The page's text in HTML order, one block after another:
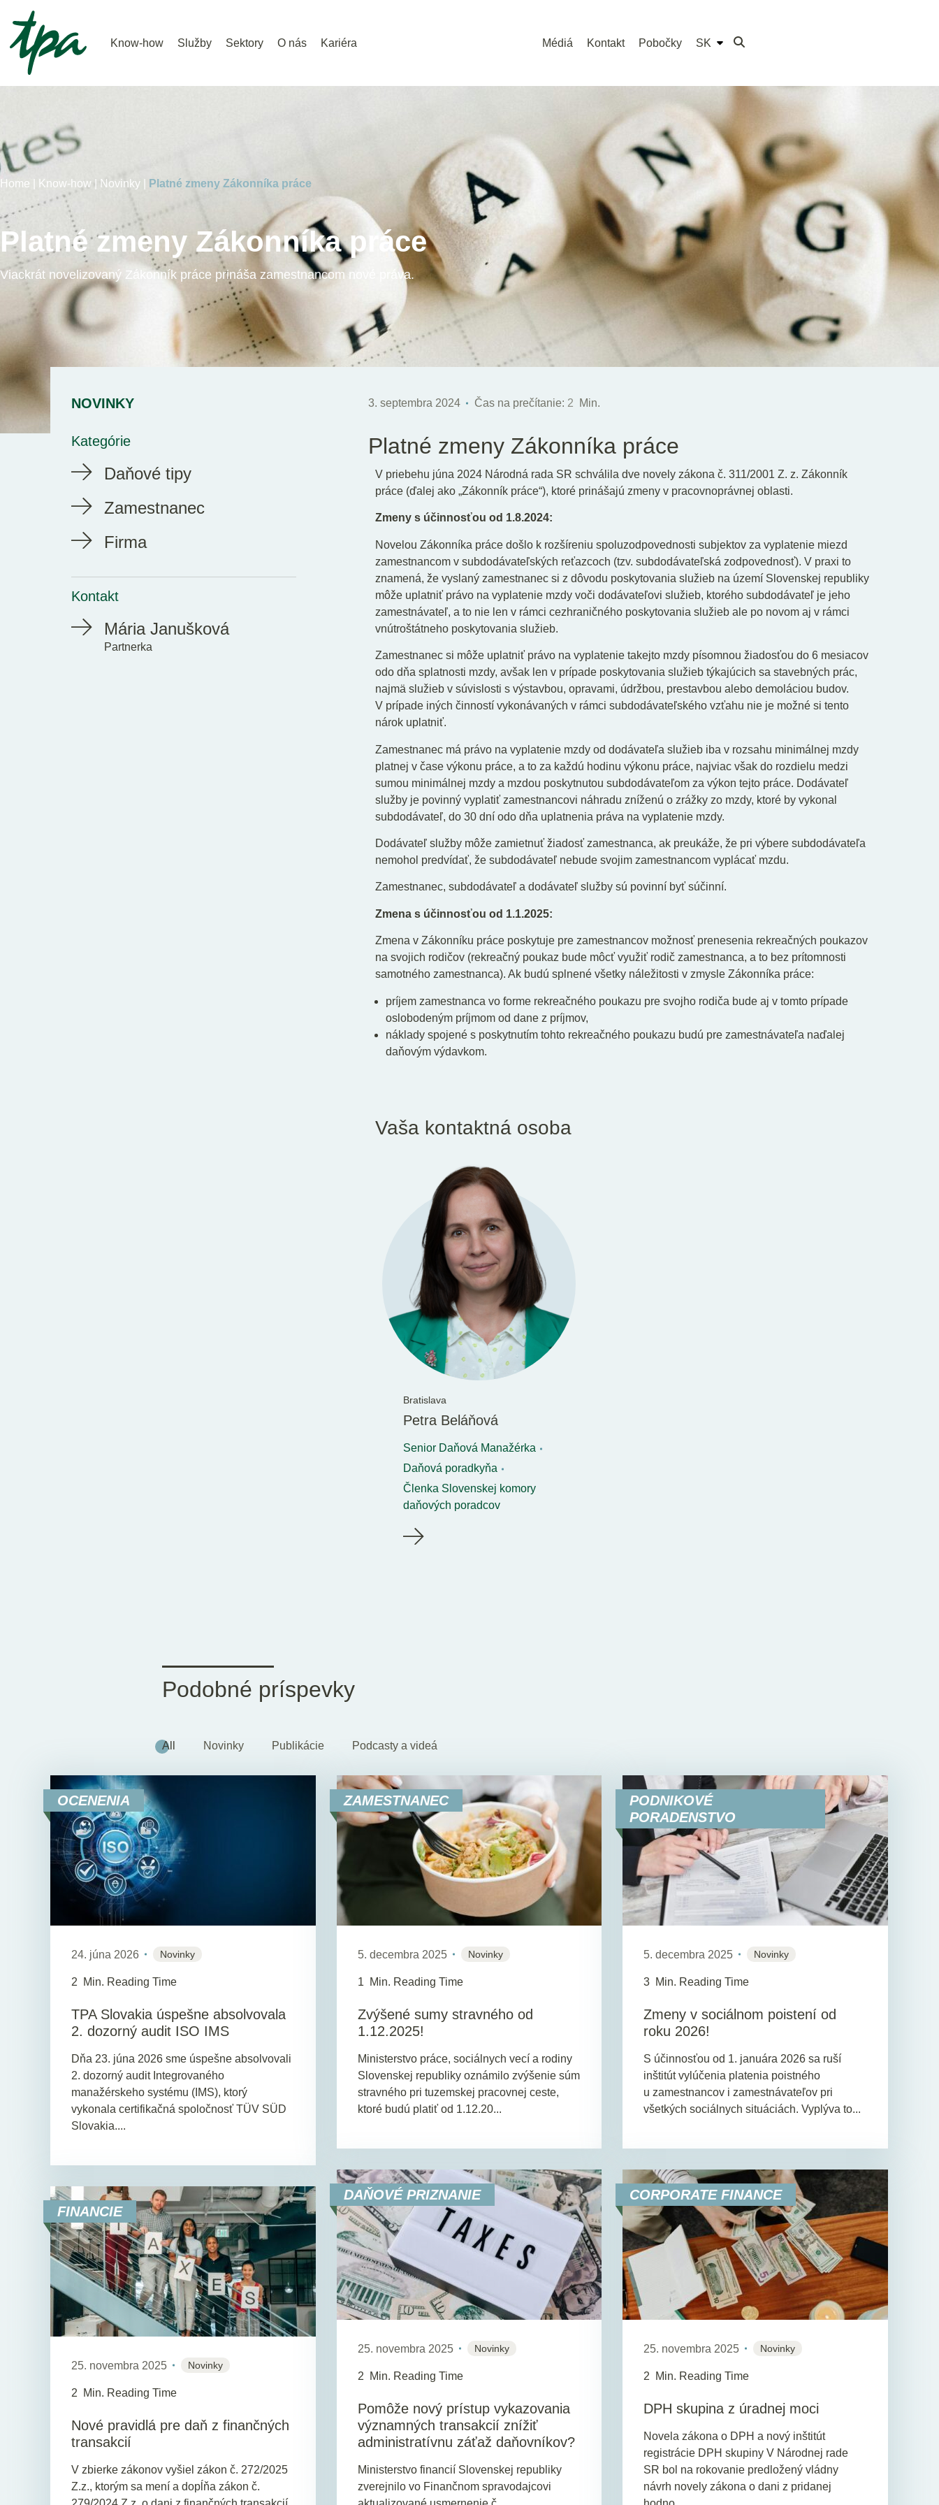
Know-how Služby Sektory O nás Kariéra Kontakt
Médiá Pobočky SK
Home | Know-how | Novinky | Platné zmeny Zákonníka práce
Platné zmeny Zákonníka práce
Viackrát novelizovaný Zákonník práce prináša zamestnancom nové práva.
NOVINKY
Kategórie
Daňové tipy
Zamestnanec
Firma
Kontakt
Mária Janušková
Partnerka
3. septembra 2024 Čas na prečítanie: 2 Min.
Platné zmeny Zákonníka práce
V priebehu júna 2024 Národná rada SR schválila dve novely zákona č. 311/2001 Z. z. Zákonník
práce (ďalej ako „Zákonník práce“), ktoré prinášajú zmeny v pracovnoprávnej oblasti.
Zmeny s účinnosťou od 1.8.2024:
Novelou Zákonníka práce došlo k rozšíreniu spoluzodpovednosti subjektov za vyplatenie miezd
zamestnancom v subdodávateľských reťazcoch (tzv. subdodávateľská zodpovednosť). V praxi to
znamená, že vyslaný zamestnanec si z dôvodu poskytovania služieb na území Slovenskej republiky
môže uplatniť právo na vyplatenie mzdy voči dodávateľovi služieb, ktorého subdodávateľ je jeho
zamestnávateľ, a to nie len v rámci cezhraničného poskytovania služieb ale po novom aj v rámci
vnútroštátneho poskytovania služieb.
Zamestnanec si môže uplatniť právo na vyplatenie takejto mzdy písomnou žiadosťou do 6 mesiacov
odo dňa splatnosti mzdy, avšak len v prípade poskytovania služieb týkajúcich sa stavebných prác,
najmä služieb v súvislosti s výstavbou, opravami, údržbou, prestavbou alebo demoláciou budov.
V prípade iných činností vykonávaných v rámci subdodávateľského vzťahu nie je možné si tento
nárok uplatniť.
Zamestnanec má právo na vyplatenie mzdy od dodávateľa služieb iba v rozsahu minimálnej mzdy
platnej v čase výkonu práce, a to za každú hodinu výkonu práce, najviac však do rozdielu medzi
sumou minimálnej mzdy a mzdou poskytnutou subdodávateľom za výkon tejto práce. Dodávateľ
služby je povinný vyplatiť zamestnancovi náhradu zníženú o zrážky zo mzdy, ktoré by vykonal
subdodávateľ, do 30 dní odo dňa uplatnenia práva na vyplatenie mzdy.
Dodávateľ služby môže zamietnuť žiadosť zamestnanca, ak preukáže, že pri výbere subdodávateľa
nemohol predvídať, že subdodávateľ nebude svojim zamestnancom vyplácať mzdu.
Zamestnanec, subdodávateľ a dodávateľ služby sú povinní byť súčinní.
Zmena s účinnosťou od 1.1.2025:
Zmena v Zákonníku práce poskytuje pre zamestnancov možnosť prenesenia rekreačných poukazov
na svojich rodičov (rekreačný poukaz bude môcť využiť rodič zamestnanca, a to bez prítomnosti
samotného zamestnanca). Ak budú splnené všetky náležitosti v zmysle Zákonníka práce:
príjem zamestnanca vo forme rekreačného poukazu pre svojho rodiča bude aj v tomto prípade
oslobodeným príjmom od dane z príjmov,
náklady spojené s poskytnutím tohto rekreačného poukazu budú pre zamestnávateľa naďalej
daňovým výdavkom.
Vaša kontaktná osoba
Bratislava
Petra Beláňová
Senior Daňová Manažérka
Daňová poradkyňa
Členka Slovenskej komory
daňových poradcov
Podobné príspevky
All Novinky Publikácie Podcasty a videá
OCENENIA
24. júna 2026 Novinky
2 Min. Reading Time
TPA Slovakia úspešne absolvovala
2. dozorný audit ISO IMS
Dňa 23. júna 2026 sme úspešne absolvovali
2. dozorný audit Integrovaného
manažérskeho systému (IMS), ktorý
vykonala certifikačná spoločnosť TÜV SÜD
Slovakia....
ZAMESTNANEC
5. decembra 2025 Novinky
1 Min. Reading Time
Zvýšené sumy stravného od
1.12.2025!
Ministerstvo práce, sociálnych vecí a rodiny
Slovenskej republiky oznámilo zvýšenie súm
stravného pri tuzemskej pracovnej ceste,
ktoré budú platiť od 1.12.20...
PODNIKOVÉ
PORADENSTVO
5. decembra 2025 Novinky
3 Min. Reading Time
Zmeny v sociálnom poistení od
roku 2026!
S účinnosťou od 1. januára 2026 sa ruší
inštitút vylúčenia platenia poistného
u zamestnancov i zamestnávateľov pri
všetkých sociálnych situáciách. Vyplýva to...
FINANCIE
25. novembra 2025 Novinky
2 Min. Reading Time
Nové pravidlá pre daň z finančných
transakcií
V zbierke zákonov vyšiel zákon č. 272/2025
Z.z., ktorým sa mení a dopĺňa zákon č.
DAŇOVÉ PRIZNANIE
25. novembra 2025 Novinky
2 Min. Reading Time
Pomôže nový prístup vykazovania
významných transakcií znížiť
administratívnu záťaž daňovníkov?
Ministerstvo financií Slovenskej republiky
zverejnilo vo Finančnom spravodajcovi
CORPORATE FINANCE
25. novembra 2025 Novinky
2 Min. Reading Time
DPH skupina z úradnej moci
Novela zákona o DPH a nový inštitút
registrácie DPH skupiny V Národnej rade
SR bol na rokovanie predložený vládny
návrh novely zákona o dani z pridanej